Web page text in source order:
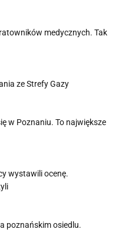
medycznych. Tak
ze Strefy Gazy
w Poznaniu. To największe
wystawili ocenę.
poznańskim osiedlu.